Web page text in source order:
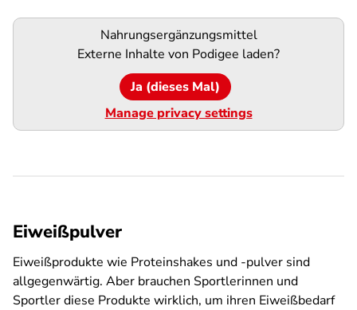
Podigee-
Nahrungsergänzungsmittel
Externe Inhalte von Podigee laden?
Ja (dieses Mal)
Manage privacy settings
Eiweißpulver
Eiweißprodukte wie Proteinshakes und -pulver sind
allgegenwärtig. Aber brauchen Sportlerinnen und
Sportler diese Produkte wirklich, um ihren Eiweißbedarf